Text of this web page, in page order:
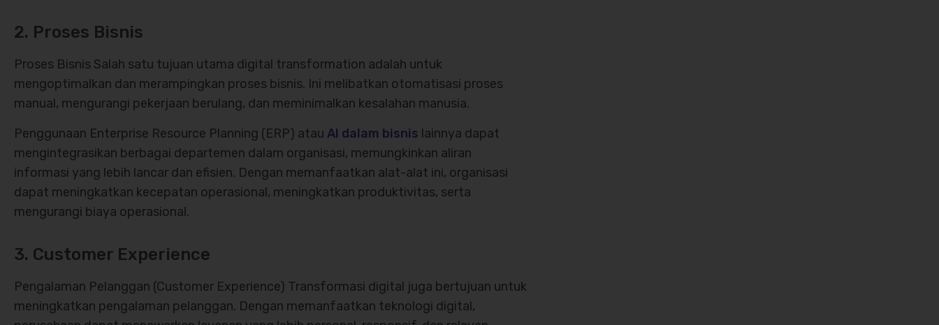
2. Proses Bisnis
Proses Bisnis Salah satu tujuan utama digital transformation adalah untuk
mengoptimalkan dan merampingkan proses bisnis. Ini melibatkan otomatisasi proses
manual, mengurangi pekerjaan berulang, dan meminimalkan kesalahan manusia.
Penggunaan Enterprise Resource Planning (ERP) atau AI dalam bisnis lainnya dapat
mengintegrasikan berbagai departemen dalam organisasi, memungkinkan aliran
informasi yang lebih lancar dan efisien. Dengan memanfaatkan alat-alat ini, organisasi
dapat meningkatkan kecepatan operasional, meningkatkan produktivitas, serta
mengurangi biaya operasional.
3. Customer Experience
Pengalaman Pelanggan (Customer Experience) Transformasi digital juga bertujuan untuk
meningkatkan pengalaman pelanggan. Dengan memanfaatkan teknologi digital,